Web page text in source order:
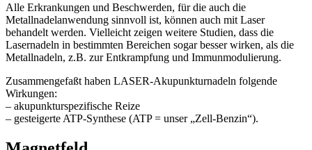
Alle Erkrankungen und Beschwerden, für die auch die
Metallnadelanwendung sinnvoll ist, können auch mit Laser
behandelt werden. Vielleicht zeigen weitere Studien, dass die
Lasernadeln in bestimmten Bereichen sogar besser wirken, als die
Metallnadeln, z.B. zur Entkrampfung und Immunmodulierung.
Zusammengefaßt haben LASER-Akupunkturnadeln folgende
Wirkungen:
– akupunkturspezifische Reize
– gesteigerte ATP-Synthese (ATP = unser „Zell-Benzin“).